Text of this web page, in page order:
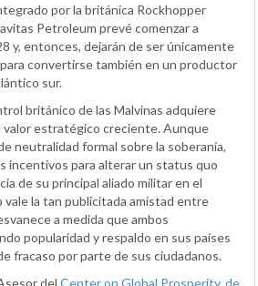
por la británica Rockhopper
Petroleum prevé comenzar a
y, entonces, dejarán de ser únicamente
convertirse también en un productor
sur.
británico de las Malvinas adquiere
valor estratégico creciente. Aunque
neutralidad formal sobre la soberanía,
incentivos para alterar un status quo
de su principal aliado militar en el
vale la tan publicitada amistad entre
a medida que ambos
popularidad y respaldo en sus países
fracaso por parte de sus ciudadanos.
del Center on Global Prosperity, de